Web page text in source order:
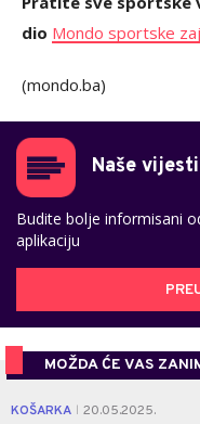
dio Mondo sportske
(mondo.ba)
Naše
Budite bolje informisani
aplikaciju
MOŽDA ĆE VAS
KOŠARKA 20.05.2025.